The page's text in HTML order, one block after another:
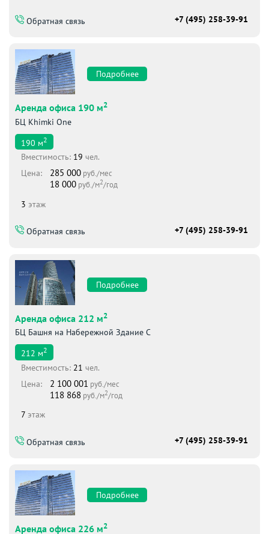
Обратная связь +7 (495) 258-39-91
Подробнее
Аренда офиса 190 м2
БЦ Khimki One
190 м2
Вместимоcть: 19 чел.
Цена:
285 000 руб./мес
18 000 руб./м2/год
3 этаж
Обратная связь +7 (495) 258-39-91
Подробнее
Аренда офиса 212 м2
БЦ Башня на Набережной Здание С
212 м2
Вместимоcть: 21 чел.
Цена:
2 100 001 руб./мес
118 868 руб./м2/год
7 этаж
Обратная связь +7 (495) 258-39-91
Подробнее
Аренда офиса 226 м2